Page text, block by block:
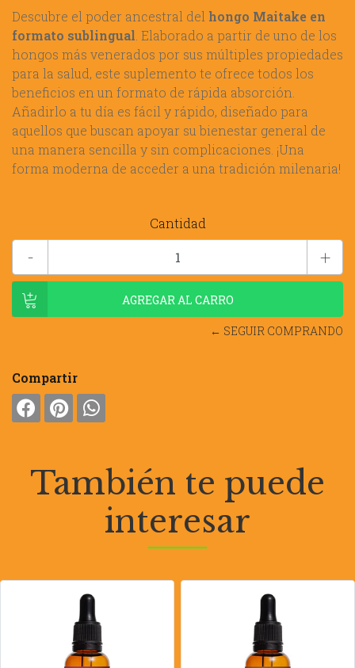
Descubre el poder ancestral del hongo Maitake en
formato sublingual . Elaborado a partir de uno de los
hongos más venerados por sus múltiples propiedades
para la salud, este suplemento te ofrece todos los
beneficios en un formato de rápida absorción.
Añadirlo a tu día es fácil y rápido, diseñado para
aquellos que buscan apoyar su bienestar general de
una manera sencilla y sin complicaciones. ¡Una
forma moderna de acceder a una tradición milenaria!
Cantidad
- +
← SEGUIR COMPRANDO
Compartir
También te puede
interesar